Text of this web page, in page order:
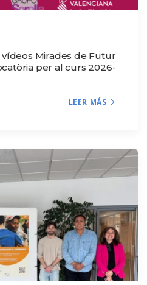
Mirades de Futur
per al curs 2026-
LEER MÁS